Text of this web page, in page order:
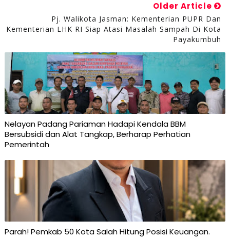
Older Article
Pj. Walikota Jasman: Kementerian PUPR Dan
Kementerian LHK RI Siap Atasi Masalah Sampah Di Kota
Payakumbuh
Nelayan Padang Pariaman Hadapi Kendala BBM
Bersubsidi dan Alat Tangkap, Berharap Perhatian
Pemerintah
Parah! Pemkab 50 Kota Salah Hitung Posisi Keuangan.